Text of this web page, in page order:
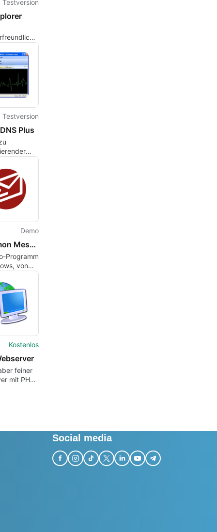
Testversion
Testversion
Plus
Demo
MDaemon Messaging Server
Programm
von
Kostenlos
feiner
mit PHP-
Social media